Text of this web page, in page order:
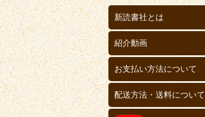
新読書社とは
紹介動画
お支払い方法について
配送方法・送料について